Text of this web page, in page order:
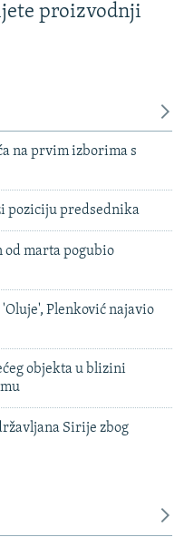
proizvodnji
na prvim izborima s
poziciju predsednika
od marta pogubio
Plenković najavio
objekta u blizini
Sirije zbog